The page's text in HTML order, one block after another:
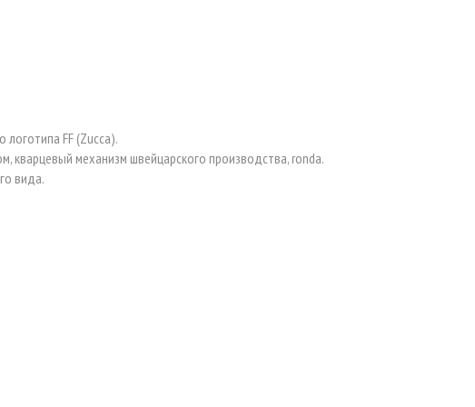
FF (Zucca).
механизм швейцарского производства, ronda.
вида.